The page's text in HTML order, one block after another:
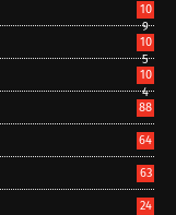
10
9
10
5
10
4
88
64
63
24